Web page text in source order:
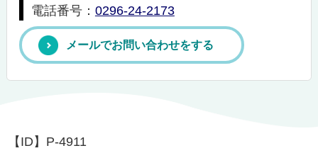
電話番号： 0296-24-2173
メールでお問い合わせをする
【ID】 P-4911